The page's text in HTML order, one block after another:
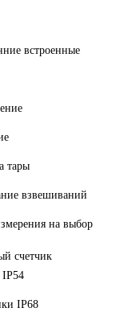
встроенные
тары
взвешиваний
на выбор
счетчик
IP54
IP68